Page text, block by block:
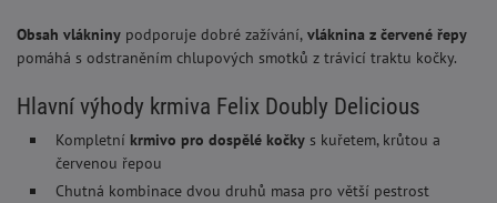
Obsah vlákniny podporuje dobré zažívání, vláknina z červené řepy
pomáhá s odstraněním chlupových smotků z trávicí traktu kočky.
Hlavní výhody krmiva Felix Doubly Delicious
Kompletní krmivo pro dospělé kočky s kuřetem, krůtou a
červenou řepou
Chutná kombinace dvou druhů masa pro větší pestrost